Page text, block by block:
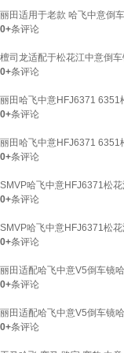
丽田适用于老款 哈飞中意倒
0+条评论
檀司龙适配于松花江中意倒
0+条评论
丽田哈飞中意HFJ6371 6351
0+条评论
丽田哈飞中意HFJ6371 6351
0+条评论
SMVP哈飞中意HFJ6371松
0+条评论
SMVP哈飞中意HFJ6371松
0+条评论
丽田适配哈飞中意V5倒车镜
0+条评论
丽田适配哈飞中意V5倒车镜
0+条评论